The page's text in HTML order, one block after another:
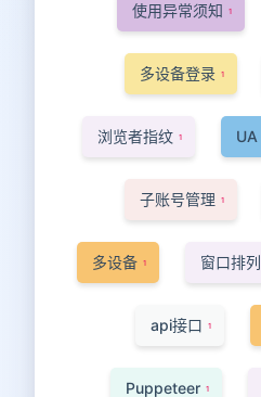
使用异常须知 1
多设备登录 1
浏览者指纹 1 UA
子账号管理 1
多设备 1 窗口排列
api接口 1
Puppeteer 1